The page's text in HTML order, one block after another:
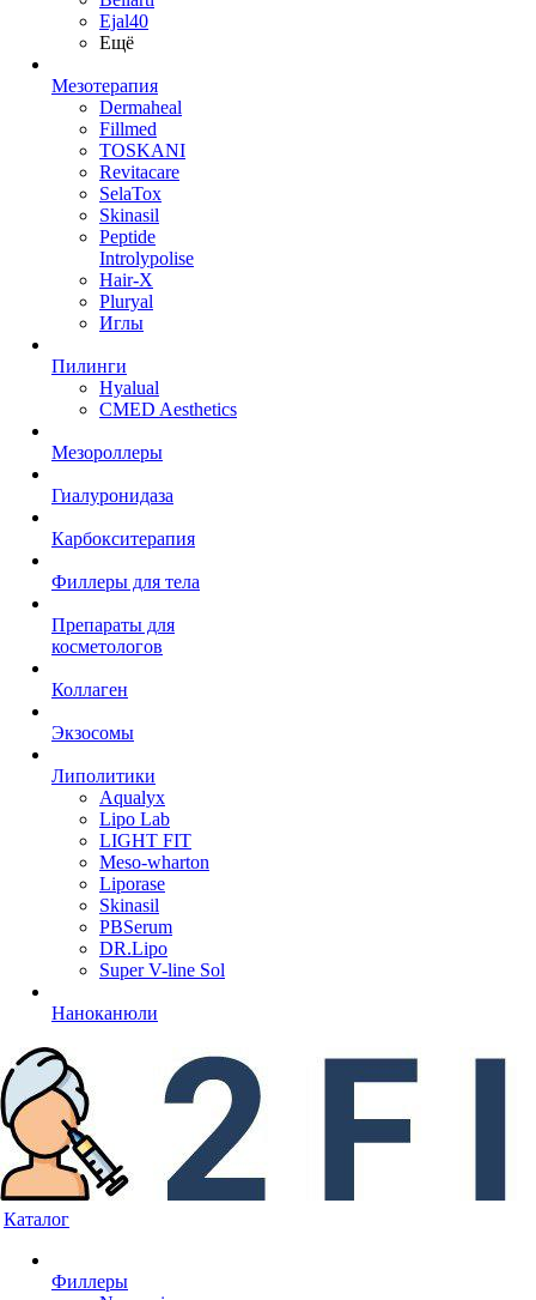
Ejal40
Ещё
Мезотерапия
Dermaheal
Fillmed
TOSKANI
Revitacare
SelaTox
Skinasil
Peptide
Introlypolise
Hair-X
Pluryal
Иглы
Пилинги
Hyalual
CMED Aesthetics
Мезороллеры
Гиалуронидаза
Карбокситерапия
Филлеры для тела
Препараты для
косметологов
Коллаген
Экзосомы
Липолитики
Aqualyx
Lipo Lab
LIGHT FIT
Meso-wharton
Liporase
Skinasil
PBSerum
DR.Lipo
Super V-line Sol
Наноканюли
Каталог
Филлеры